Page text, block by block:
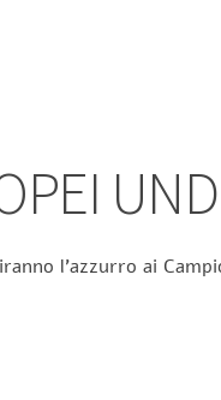
l’azzurro ai